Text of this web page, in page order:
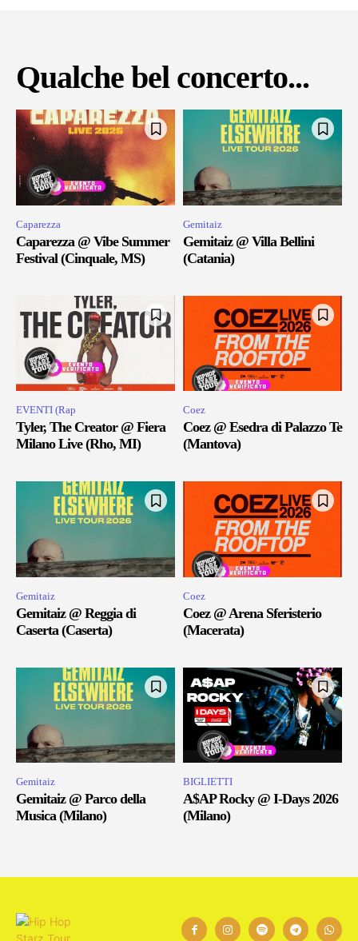
Qualche bel concerto...
Caparezza
Caparezza @ Vibe Summer
Festival (Cinquale, MS)
Gemitaiz
Gemitaiz @ Villa Bellini
(Catania)
EVENTI (Rap
Tyler, The Creator @ Fiera
Milano Live (Rho, MI)
Coez
Coez @ Esedra di Palazzo Te
(Mantova)
Gemitaiz
Gemitaiz @ Reggia di
Caserta (Caserta)
Coez
Coez @ Arena Sferisterio
(Macerata)
Gemitaiz
Gemitaiz @ Parco della
Musica (Milano)
BIGLIETTI
A$AP Rocky @ I-Days 2026
(Milano)